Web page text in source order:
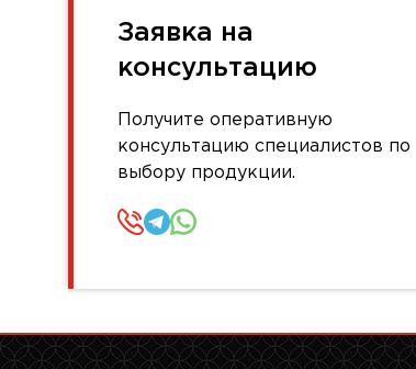
Заявка на
консультацию
Получите оперативную
консультацию специалистов по
выбору продукции.